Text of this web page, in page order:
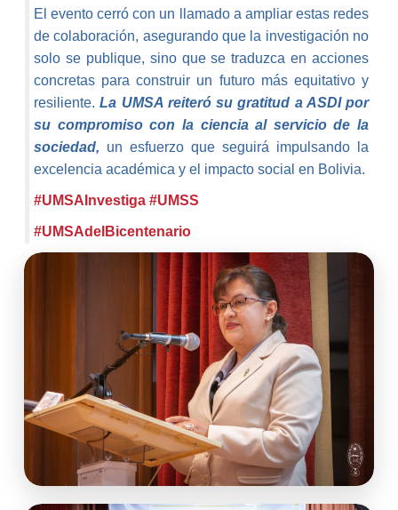
El evento cerró con un llamado a ampliar estas redes
de colaboración, asegurando que la investigación no
solo se publique, sino que se traduzca en acciones
concretas para construir un futuro más equitativo y
resiliente.La UMSA reiteró su gratitud a ASDI por
su compromiso con la ciencia al servicio de la
sociedad, un esfuerzo que seguirá impulsando la
excelencia académica y el impacto social en Bolivia.
#UMSAInvestiga #UMSS
#UMSAdelBicentenario